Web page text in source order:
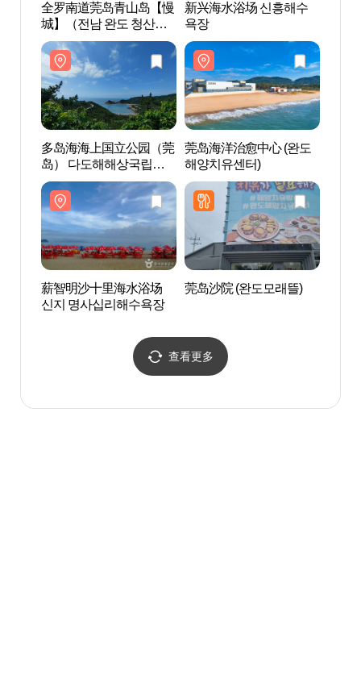
全罗南道莞岛青山岛【慢
城】（전남 완도 청산도
[슬로시티]）
新兴海水浴场 신흥해수
욕장
多岛海海上国立公园（莞
岛） 다도해해상국립공
원(완도)
莞岛海洋治愈中心 (완도
해양치유센터)
薪智明沙十里海水浴场
신지 명사십리해수욕장
莞岛沙院 (완도모래뜰)
查看更多